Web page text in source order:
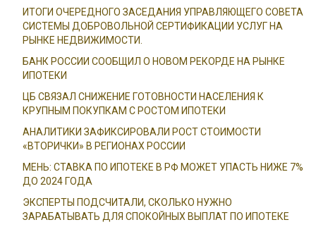
ИТОГИ ОЧЕРЕДНОГО ЗАСЕДАНИЯ УПРАВЛЯЮЩЕГО СОВЕТА
СИСТЕМЫ ДОБРОВОЛЬНОЙ СЕРТИФИКАЦИИ УСЛУГ НА
РЫНКЕ НЕДВИЖИМОСТИ.
БАНК РОССИИ СООБЩИЛ О НОВОМ РЕКОРДЕ НА РЫНКЕ
ИПОТЕКИ
ЦБ СВЯЗАЛ СНИЖЕНИЕ ГОТОВНОСТИ НАСЕЛЕНИЯ К
КРУПНЫМ ПОКУПКАМ С РОСТОМ ИПОТЕКИ
АНАЛИТИКИ ЗАФИКСИРОВАЛИ РОСТ СТОИМОСТИ
«ВТОРИЧКИ» В РЕГИОНАХ РОССИИ
МЕНЬ: СТАВКА ПО ИПОТЕКЕ В РФ МОЖЕТ УПАСТЬ НИЖЕ 7%
ДО 2024 ГОДА
ЭКСПЕРТЫ ПОДСЧИТАЛИ, СКОЛЬКО НУЖНО
ЗАРАБАТЫВАТЬ ДЛЯ СПОКОЙНЫХ ВЫПЛАТ ПО ИПОТЕКЕ